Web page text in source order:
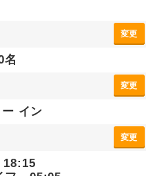
変更
名
変更
イン
変更